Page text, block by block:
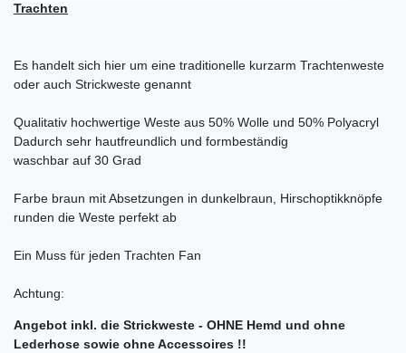
Trachten
Es handelt sich hier um eine traditionelle kurzarm Trachtenweste
oder auch Strickweste genannt
Qualitativ hochwertige Weste aus 50% Wolle und 50% Polyacryl
Dadurch sehr hautfreundlich und formbeständig
waschbar auf 30 Grad
Farbe braun mit Absetzungen in dunkelbraun, Hirschoptikknöpfe
runden die Weste perfekt ab
Ein Muss für jeden Trachten Fan
Achtung:
Angebot inkl. die Strickweste - OHNE Hemd und ohne
Lederhose sowie ohne Accessoires !!